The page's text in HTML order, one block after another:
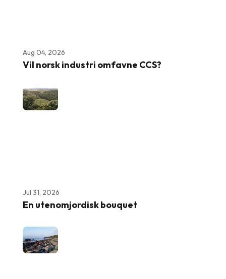
Aug 04, 2026
Vil norsk industri omfavne CCS?
Jul 31, 2026
En utenomjordisk bouquet